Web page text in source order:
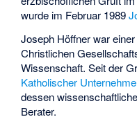
wurde im Februar 1989
Joseph Höffner war
Christlichen
Wissenschaft. Seit der
Katholischer
dessen
Berater.